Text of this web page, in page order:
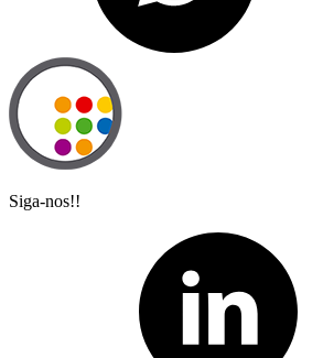
Siga-nos!!